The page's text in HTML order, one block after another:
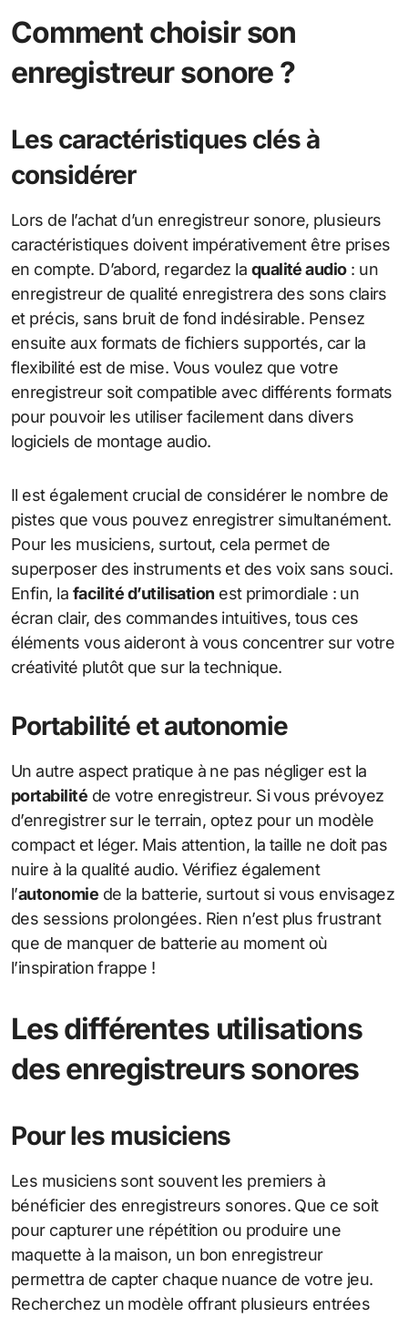
Comment choisir son
enregistreur sonore ?
Les caractéristiques clés à
considérer
Lors de l’achat d’un enregistreur sonore, plusieurs
caractéristiques doivent impérativement être prises
en compte. D’abord, regardez la qualité audio: un
enregistreur de qualité enregistrera des sons clairs
et précis, sans bruit de fond indésirable. Pensez
ensuite aux formats de fichiers supportés, car la
flexibilité est de mise. Vous voulez que votre
enregistreur soit compatible avec différents formats
pour pouvoir les utiliser facilement dans divers
logiciels de montage audio.
Il est également crucial de considérer le nombre de
pistes que vous pouvez enregistrer simultanément.
Pour les musiciens, surtout, cela permet de
superposer des instruments et des voix sans souci.
Enfin, la facilité d’utilisation est primordiale : un
écran clair, des commandes intuitives, tous ces
éléments vous aideront à vous concentrer sur votre
créativité plutôt que sur la technique.
Portabilité et autonomie
Un autre aspect pratique à ne pas négliger est la
portabilité de votre enregistreur. Si vous prévoyez
d’enregistrer sur le terrain, optez pour un modèle
compact et léger. Mais attention, la taille ne doit pas
nuire à la qualité audio. Vérifiez également
l’autonomie de la batterie, surtout si vous envisagez
des sessions prolongées. Rien n’est plus frustrant
que de manquer de batterie au moment où
l’inspiration frappe !
Les différentes utilisations
des enregistreurs sonores
Pour les musiciens
Les musiciens sont souvent les premiers à
bénéficier des enregistreurs sonores. Que ce soit
pour capturer une répétition ou produire une
maquette à la maison, un bon enregistreur
permettra de capter chaque nuance de votre jeu.
Recherchez un modèle offrant plusieurs entrées